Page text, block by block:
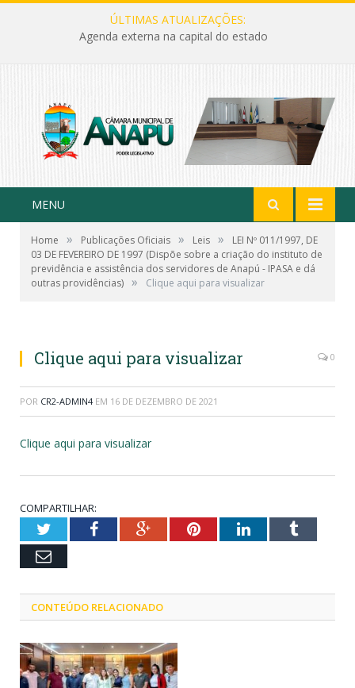
ÚLTIMAS ATUALIZAÇÕES:
Agenda externa na capital do estado
MENU
Home » Publicações Oficiais » Leis »
LEI Nº 011/1997, DE
03 DE FEVEREIRO DE 1997 (Dispõe sobre a criação do insti­tuto de
previdência e assistên­cia dos servidores de Anapú - IPASA e dá
outras providências) » Clique aqui para visualizar
Clique aqui para visualizar 0
POR CR2-ADMIN4 EM 16 DE DEZEMBRO DE 2021
Clique aqui para visualizar
COMPARTILHAR:
TwitterFacebookGoogle+PinterestLinkedInTumblr
Email
CONTEÚDO RELACIONADO